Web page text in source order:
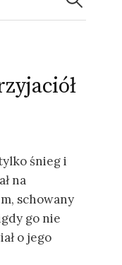
śnieg i
na
schowany
go nie
o jego